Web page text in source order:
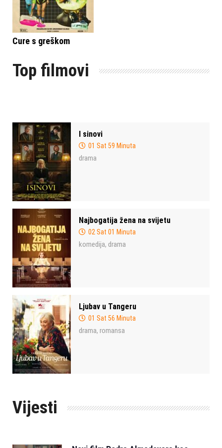
Cure s greškom
Top filmovi
I sinovi
01 Sat 59 Minuta
drama
Najbogatija žena na svijetu
02 Sat 01 Minuta
komedija, drama
Ljubav u Tangeru
01 Sat 56 Minuta
drama, romansa
Vijesti